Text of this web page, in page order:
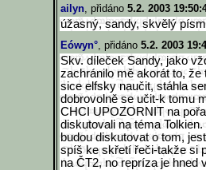
ailyn, přidáno 5.2. 2003
úžasný, sandy, skvělý
Eówyn°, přidáno 5.2. 2003
Skv. díleček Sandy, jako
zachránilo mě akorát to,
sice elfsky naučit, stáhla
dobrovolně se učit-k tomu
CHCI UPOZORNIT na
diskutovali na téma
budou diskutovat o tom,
spíš ke skřetí řeči-takže si
na ČT2, no repríza je hned